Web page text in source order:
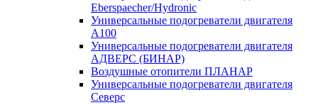
Eberspaecher/Hydronic
Универсальные подогреватели двигателя
A100
Универсальные подогреватели двигателя
АДВЕРС (БИНАР)
Воздушные отопители ПЛАНАР
Универсальные подогреватели двигателя
Северс